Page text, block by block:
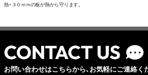
熱+３０ｍｍの板が熱から守ります。
お問い合わせはこちらから､お気軽にご連絡く